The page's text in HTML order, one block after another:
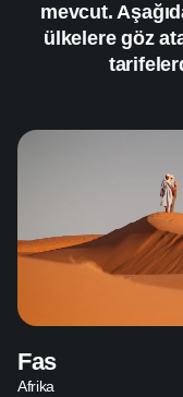
mevcut.
ülkelere göz
Fas
Afrika